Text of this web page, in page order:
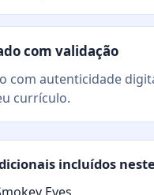
com validação
com autenticidade
currículo.
incluídos